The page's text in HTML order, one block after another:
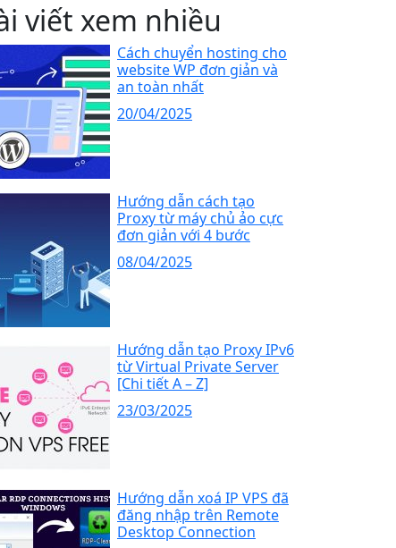
viết xem nhiều
Cách chuyển hosting cho
website WP đơn giản và
an toàn nhất
20/04/2025
Hướng dẫn cách tạo
Proxy từ máy chủ ảo cực
đơn giản với 4 bước
08/04/2025
Hướng dẫn tạo Proxy IPv6
từ Virtual Private Server
[Chi tiết A – Z]
23/03/2025
Hướng dẫn xoá IP VPS đã
đăng nhập trên Remote
Desktop Connection